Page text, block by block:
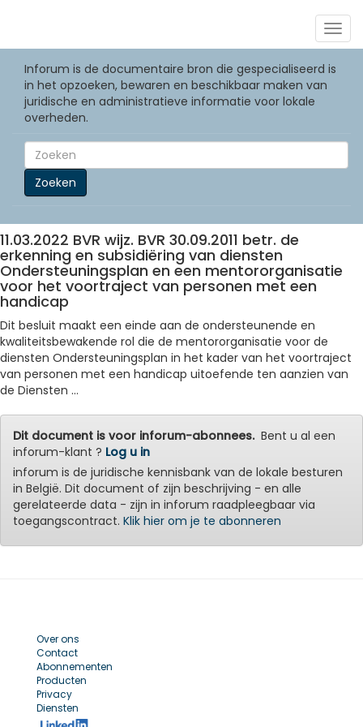
Inforum is de documentaire bron die gespecialiseerd is
in het opzoeken, bewaren en beschikbaar maken van
juridische en administratieve informatie voor lokale
overheden.
Zoeken
11.03.2022 BVR wijz. BVR 30.09.2011 betr. de
erkenning en subsidiëring van diensten
Ondersteuningsplan en een mentororganisatie
voor het voortraject van personen met een
handicap
Dit besluit maakt een einde aan de ondersteunende en
kwaliteitsbewakende rol die de mentororganisatie voor de
diensten Ondersteuningsplan in het kader van het voortraject
van personen met een handicap uitoefende ten aanzien van
de Diensten ...
Dit document is voor inforum-abonnees.Bent u al een
inforum-klant ? Log u in
inforum is de juridische kennisbank van de lokale besturen
in België. Dit document of zijn beschrijving - en alle
gerelateerde data - zijn in inforum raadpleegbaar via
toegangscontract. Klik hier om je te abonneren
Over ons
Contact
Abonnementen
Producten
Privacy
Diensten